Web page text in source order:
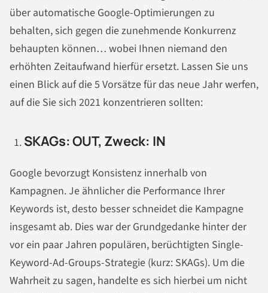
über automatische Google-Optimierungen zu
behalten, sich gegen die zunehmende Konkurrenz
behaupten können… wobei Ihnen niemand den
erhöhten Zeitaufwand hierfür ersetzt. Lassen Sie uns
einen Blick auf die 5 Vorsätze für das neue Jahr werfen,
auf die Sie sich 2021 konzentrieren sollten:
SKAGs: OUT, Zweck: IN
Google bevorzugt Konsistenz innerhalb von
Kampagnen. Je ähnlicher die Performance Ihrer
Keywords ist, desto besser schneidet die Kampagne
insgesamt ab. Dies war der Grundgedanke hinter der
vor ein paar Jahren populären, berüchtigten Single-
Keyword-Ad-Groups-Strategie (kurz: SKAGs). Um die
Wahrheit zu sagen, handelte es sich hierbei um nicht